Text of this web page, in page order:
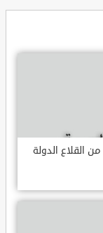
القلاع الدولة